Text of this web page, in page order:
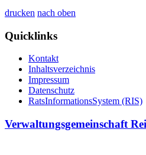
drucken nach oben
Quicklinks
Kontakt
Inhaltsverzeichnis
Impressum
Datenschutz
RatsInformationsSystem (RIS)
Verwaltungsgemeinschaft